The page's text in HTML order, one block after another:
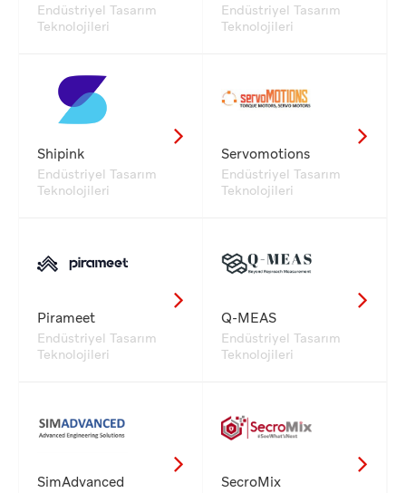
Endüstriyel Tasarım
Teknolojileri
Endüstriyel Tasarım
Teknolojileri
Shipink
Endüstriyel Tasarım
Teknolojileri
Servomotions
Endüstriyel Tasarım
Teknolojileri
Pirameet
Endüstriyel Tasarım
Teknolojileri
Q-MEAS
Endüstriyel Tasarım
Teknolojileri
SimAdvanced SecroMix